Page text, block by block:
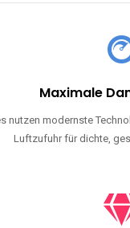
Maximale
nutzen modernste
Luftzufuhr für dichte,